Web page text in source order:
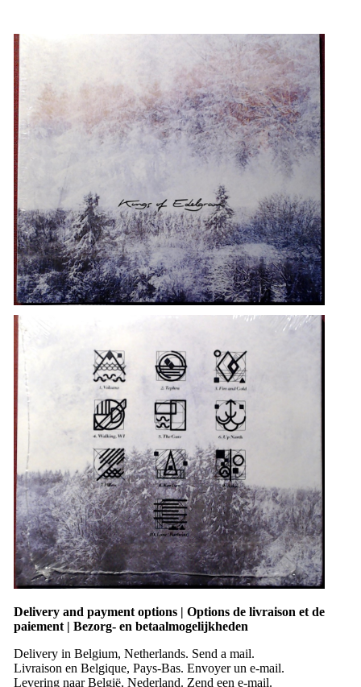
Delivery and payment options | Options de livraison et de
paiement | Bezorg- en betaalmogelijkheden
Delivery in Belgium, Netherlands. Send a mail.
Livraison en Belgique, Pays-Bas. Envoyer un e-mail.
Levering naar België, Nederland. Zend een e-mail.